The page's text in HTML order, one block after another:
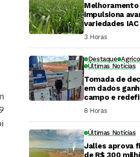
impulsiona
variedades IAC
3 Horas ⁮
Destaque
Últimas Notícias
Tomada de
em dados
campo e
hídrica das
rurais
8 Horas ⁮
Últimas Notícias
Jalles aprova
de R$ 300
DaCana Cast